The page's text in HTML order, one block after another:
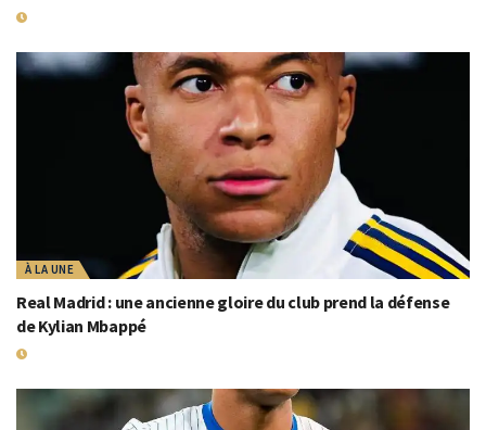
À LA UNE
Real Madrid : une ancienne gloire du club prend la défense
de Kylian Mbappé